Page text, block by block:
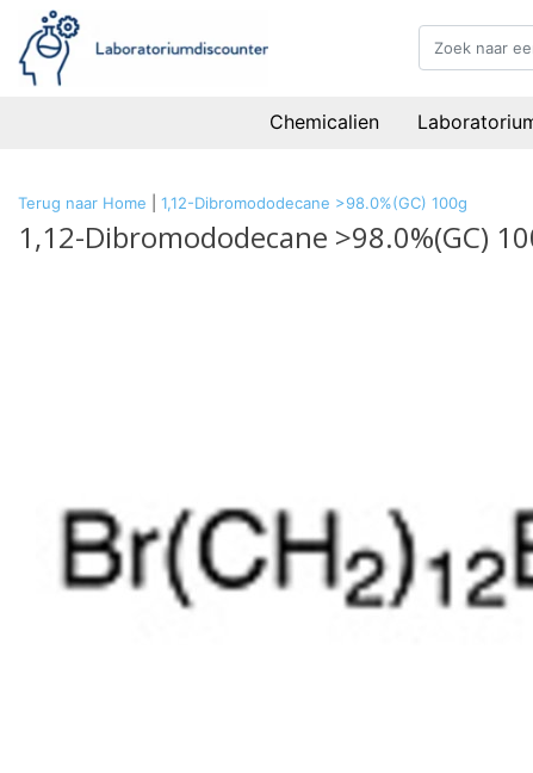
Chemicalien
Terug naar Home 1,12-Dibromododecane >98.0%(GC) 100g
1,12-Dibromododecane >98.0%(GC)